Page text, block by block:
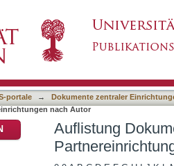
portale →
Dokumente zentraler
nach Autor
Auflistung